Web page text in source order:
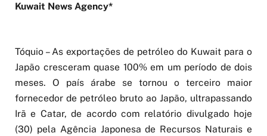
Kuwait News Agency*
Tóquio – As exportações de petróleo do Kuwait para o
Japão cresceram quase 100% em um período de dois
meses. O país árabe se tornou o terceiro maior
fornecedor de petróleo bruto ao Japão, ultrapassando
Irã e Catar, de acordo com relatório divulgado hoje
(30) pela Agência Japonesa de Recursos Naturais e